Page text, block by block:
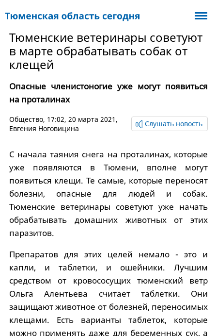
Тюменские ветеринары советуют
в марте обрабатывать собак от
клещей
Опасные членистоногие уже могут появиться
на проталинах
Общество, 17:02, 20 марта 2021,
Евгения Ноговицина
Слушать новость
С начала таяния снега на проталинах, которые
уже появляются в Тюмени, вполне могут
появиться клещи.Те самые, которые переносят
болезни, опасные для людей и собак.
Тюменские ветеринары советуют уже начать
обрабатывать домашних животных от этих
паразитов.
Препаратов для этих целей немало - это и
капли, и таблетки, и ошейники.Лучшим
средством от кровососущих тюменский ветр
Ольга Алентьева считает таблетки. Они
защищают животное от болезней, переносимых
клещами. Есть варианты таблеток, которые
можно применять даже для беременных сук, а